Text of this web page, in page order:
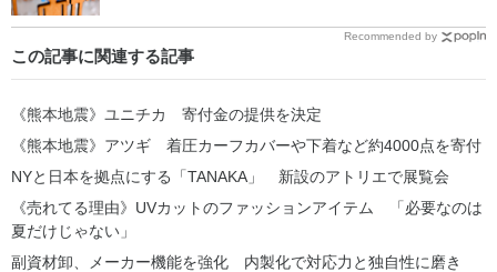
Recommended by
この記事に関連する記事
《熊本地震》ユニチカ 寄付金の提供を決定
《熊本地震》アツギ 着圧カーフカバーや下着など約4000点を寄付
NYと日本を拠点にする「TANAKA」 新設のアトリエで展覧会
《売れてる理由》UVカットのファッションアイテム 「必要なのは
夏だけじゃない」
副資材卸、メーカー機能を強化 内製化で対応力と独自性に磨き